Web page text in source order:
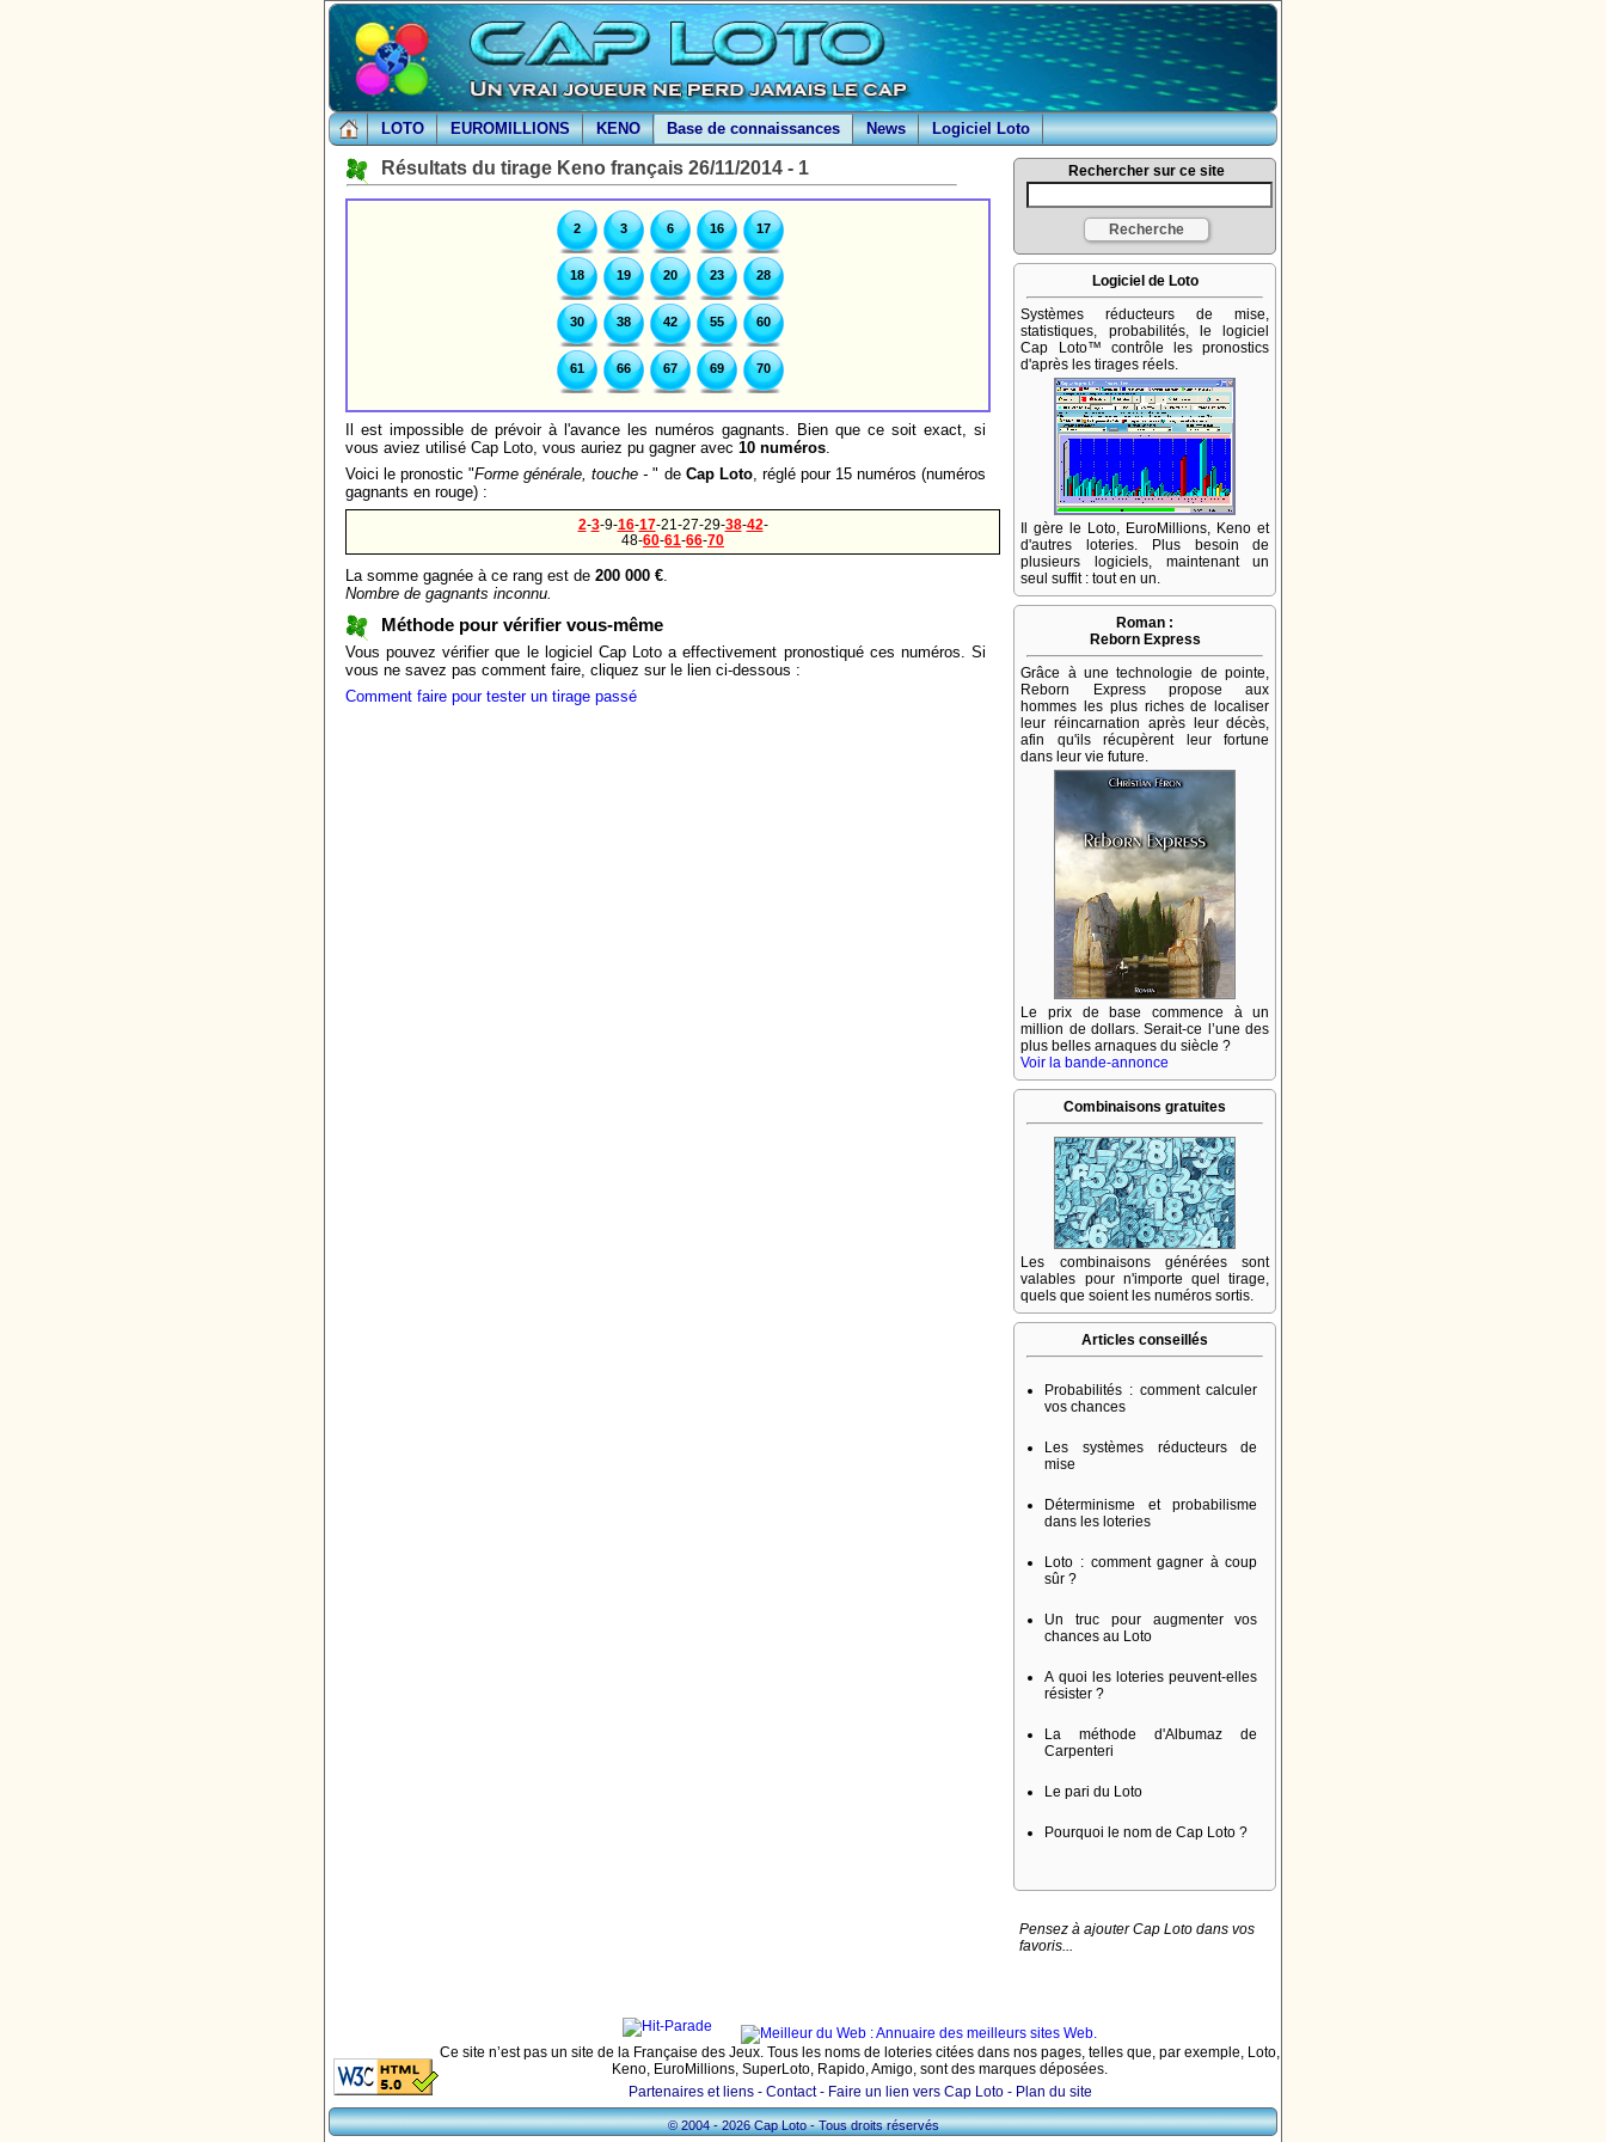
LOTO EUROMILLIONS KENO Base de connaissances News Logiciel Loto
Résultats du tirage Keno français 26/11/2014 - 1
2 3 6 16 17
18 19 20 23 28
30 38 42 55 60
61 66 67 69 70
Il est impossible de prévoir à l'avance les numéros gagnants. Bien que ce soit exact, si
vous aviez utilisé Cap Loto, vous auriez pu gagner avec 10 numéros
Voici le pronostic "Forme générale, touche - " de Cap Loto, réglé pour 15 numéros (numéros
gagnants en rouge) :
2-3-9-16-17-21-27-29-38-42-
48-60-61-66-70
La somme gagnée à ce rang est de 200 000 €
Nombre de gagnants inconnu.
Méthode pour vérifier vous-même
Vous pouvez vérifier que le logiciel Cap Loto a effectivement pronostiqué ces numéros. Si
vous ne savez pas comment faire, cliquez sur le lien ci-dessous :
Comment faire pour tester un tirage passé
Rechercher sur ce site
Logiciel de Loto
Systèmes réducteurs de mise,
statistiques, probabilités, le logiciel
Cap Loto™ contrôle les pronostics
d'après les tirages réels.
Il gère le Loto, EuroMillions, Keno et
d'autres loteries. Plus besoin de
plusieurs logiciels, maintenant un
seul suffit : tout en un.
Roman :
Reborn Express
Grâce à une technologie de pointe,
Reborn Express propose aux
hommes les plus riches de localiser
leur réincarnation après leur décès,
afin qu'ils récupèrent leur fortune
dans leur vie future.
Le prix de base commence à un
million de dollars. Serait-ce l’une des
plus belles arnaques du siècle ?
Voir la bande-annonce
Combinaisons gratuites
Les combinaisons générées sont
valables pour n'importe quel tirage,
quels que soient les numéros sortis.
Articles conseillés
Probabilités : comment calculer
vos chances
Les systèmes réducteurs de
mise
Déterminisme et probabilisme
dans les loteries
Loto : comment gagner à coup
sûr ?
Un truc pour augmenter vos
chances au Loto
A quoi les loteries peuvent-elles
résister ?
La méthode d'Albumaz de
Carpenteri
Le pari du Loto
Pourquoi le nom de Cap Loto ?
Pensez à ajouter Cap Loto dans vos
favoris...
Ce site n’est pas un site de la Française des Jeux. Tous les noms de loteries citées dans nos pages, telles que, par exemple, Loto,
Keno, EuroMillions, SuperLoto, Rapido, Amigo, sont des marques déposées.
Partenaires et liens - Contact - Faire un lien vers Cap Loto - Plan du site
© 2004 - 2026 Cap Loto - Tous droits réservés